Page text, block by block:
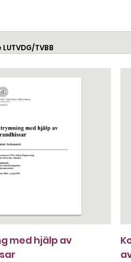
TVBB
med hjälp av